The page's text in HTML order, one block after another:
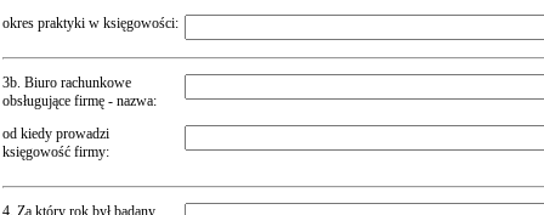
okres praktyki w księgowości:
3b. Biuro rachunkowe
obsługujące firmę - nazwa:
od kiedy prowadzi
księgowość firmy:
4. Za który rok był badany